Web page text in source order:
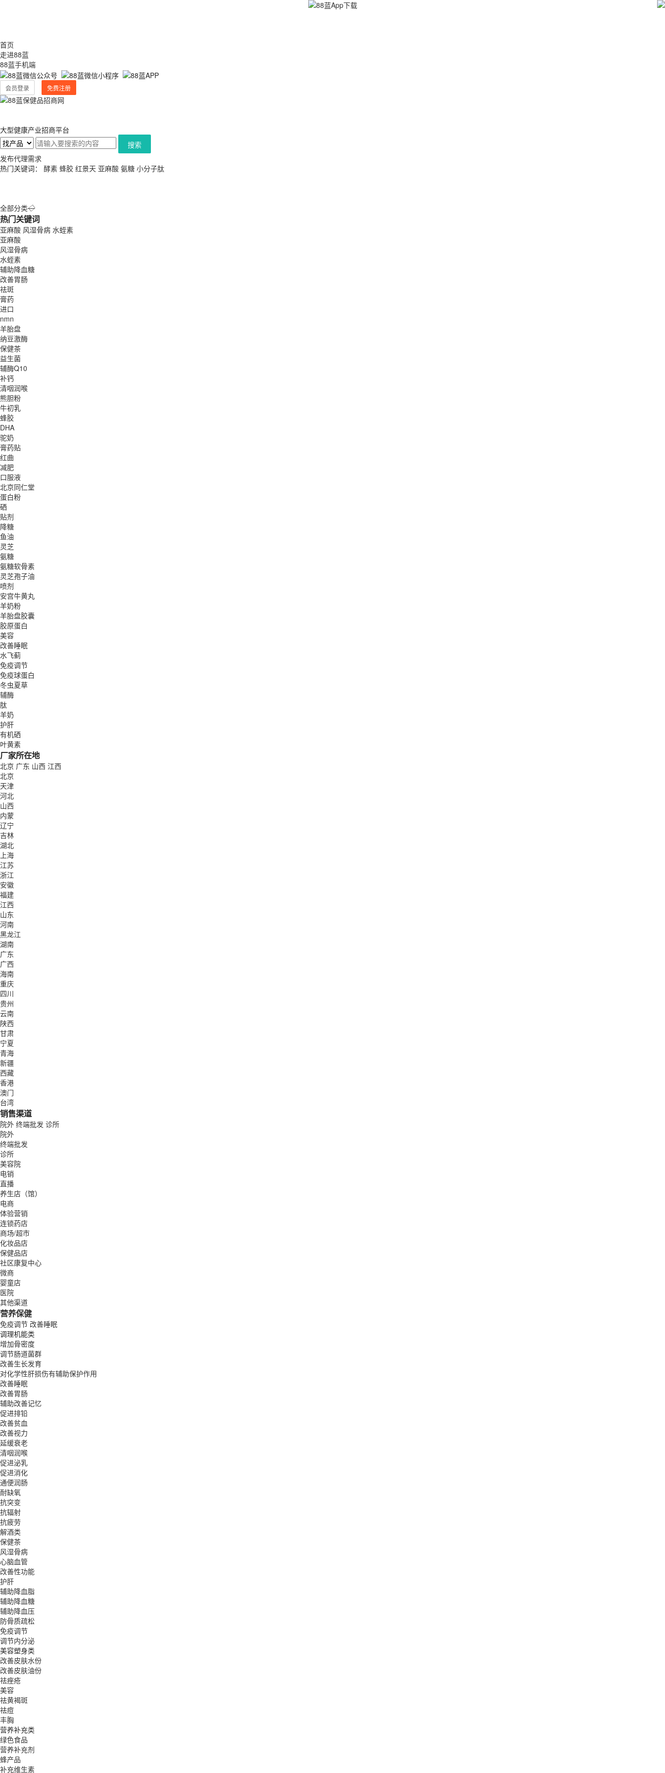
首页
走进88蓝
88蓝手机端
会员登录 免费注册
大型健康产业招商平台
搜索
发布代理需求
热门关键词： 酵素 蜂胶 红景天 亚麻酸 氨糖 小分子肽
全部分类◇
热门关键词
亚麻酸 风湿骨病 水蛭素
亚麻酸
风湿骨病
水蛭素
辅助降血糖
改善胃肠
祛斑
膏药
进口
nmn
羊胎盘
纳豆激酶
保健茶
益生菌
辅酶Q10
补钙
清咽润喉
熊胆粉
牛初乳
蜂胶
DHA
驼奶
膏药贴
红曲
减肥
口服液
北京同仁堂
蛋白粉
硒
贴剂
降糖
鱼油
灵芝
氨糖
氨糖软骨素
灵芝孢子油
喷剂
安宫牛黄丸
羊奶粉
羊胎盘胶囊
胶原蛋白
美容
改善睡眠
水飞蓟
免疫调节
免疫球蛋白
冬虫夏草
辅酶
肽
羊奶
护肝
有机硒
叶黄素
厂家所在地
北京 广东 山西 江西
北京
天津
河北
山西
内蒙
辽宁
吉林
湖北
上海
江苏
浙江
安徽
福建
江西
山东
河南
黑龙江
湖南
广东
广西
海南
重庆
四川
贵州
云南
陕西
甘肃
宁夏
青海
新疆
西藏
香港
澳门
台湾
销售渠道
院外 终端批发 诊所
院外
终端批发
诊所
美容院
电销
直播
养生店（馆）
电商
体验营销
连锁药店
商场/超市
化妆品店
保健品店
社区康复中心
微商
婴童店
医院
其他渠道
营养保健
免疫调节 改善睡眠
调理机能类
增加骨密度
调节肠道菌群
改善生长发育
对化学性肝损伤有辅助保护作用
改善睡眠
改善胃肠
辅助改善记忆
促进排铅
改善贫血
改善视力
延缓衰老
清咽润喉
促进泌乳
促进消化
通便润肠
耐缺氧
抗突变
抗辐射
抗疲劳
解酒类
保健茶
风湿骨病
心脑血管
改善性功能
护肝
辅助降血脂
辅助降血糖
辅助降血压
防骨质疏松
免疫调节
调节内分泌
美容塑身类
改善皮肤水份
改善皮肤油份
祛痤疮
美容
祛黄褐斑
祛痘
丰胸
营养补充类
绿色食品
营养补充剂
蜂产品
补充维生素